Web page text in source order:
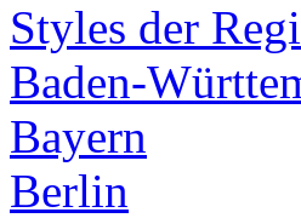
Styles der
Baden-
Bayern
Berlin